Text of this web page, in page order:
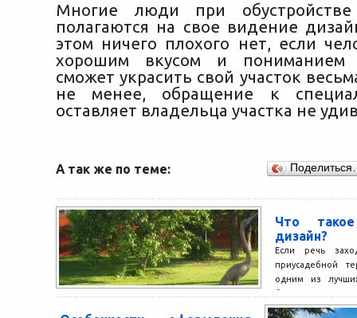
Многие люди при
полагаются на свое видение
этом ничего плохого нет, если
хорошим вкусом и пониманием
сможет украсить свой участок
не менее, обращение к
оставляет владельца участка не
А так же по теме:
Что
дизайн?
Если речь
приусадебной
одним из
будет заказать